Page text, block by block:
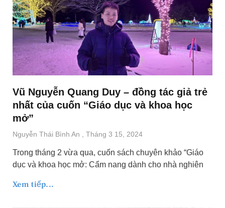
Vũ Nguyễn Quang Duy – đồng tác giả trẻ
nhất của cuốn “Giáo dục và khoa học
mở”
Nguyễn Thái Bình An Tháng 3 15, 2024
Trong tháng 2 vừa qua, cuốn sách chuyên khảo “Giáo
dục và khoa học mở: Cẩm nang dành cho nhà nghiên
Xem tiếp...